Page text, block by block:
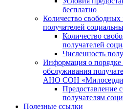
бесплатно
Количество свободных
получателей
Количество
получателей
Численность
Информация о порядке
обслуживания
АНО СОН
Предоставление
получателям
Полезные ссылки